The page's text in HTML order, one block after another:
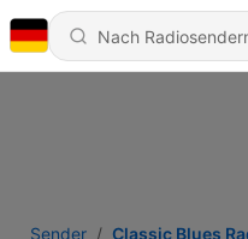
Sender Classic Blues